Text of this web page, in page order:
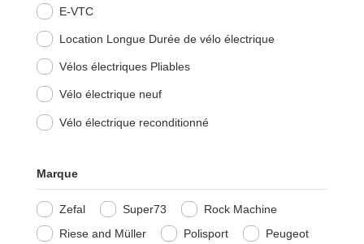
E-VTC
Location Longue Durée de vélo électrique
Vélos électriques Pliables
Vélo électrique neuf
Vélo électrique reconditionné
Marque
Zefal Super73
Rock Machine
Riese and Müller
Polisport
Peugeot